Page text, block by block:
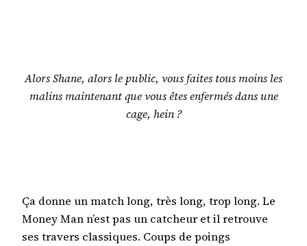
Alors Shane, alors le public, vous faites tous moins les
malins maintenant que vous êtes enfermés dans une
cage, hein ?
Ça donne un match long, très long, trop long. Le
Money Man n’est pas un catcheur et il retrouve
ses travers classiques. Coups de poings